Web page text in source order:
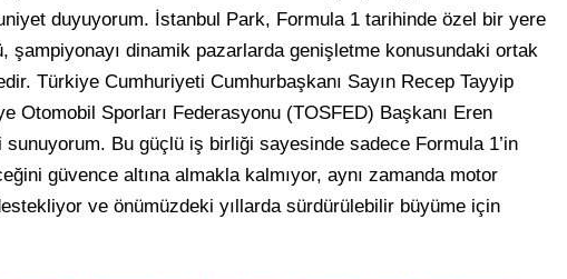
duyuyorum. İstanbul Park, Formula 1 tarihinde özel bir yere
şampiyonayı dinamik pazarlarda genişletme konusundaki ortak
Türkiye Cumhuriyeti Cumhurbaşkanı Sayın Recep Tayyip
Otomobil Sporları Federasyonu (TOSFED) Başkanı Eren
sunuyorum. Bu güçlü iş birliği sayesinde sadece Formula 1’in
güvence altına almakla kalmıyor, aynı zamanda motor
ve önümüzdeki yıllarda sürdürülebilir büyüme için